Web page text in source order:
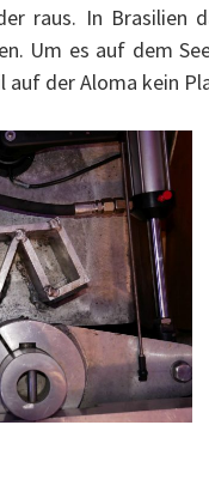
raus. In Brasilien
Um es auf dem
auf der Aloma kein